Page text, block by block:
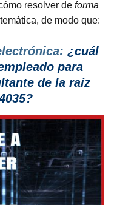
resolver de forma
de modo que:
¿cuál
para
de la raíz